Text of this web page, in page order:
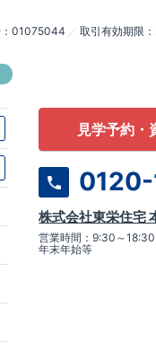
01075044 取引有効期限
見学予約・
株式会社東栄住宅
営業時間：9:30～18:30
年末年始等